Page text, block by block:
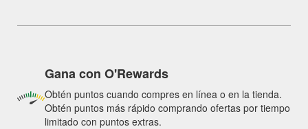
Gana con O'Rewards
Obtén puntos cuando compres en línea o en la tienda.
Obtén puntos más rápido comprando ofertas por tiempo
limitado con puntos extras.